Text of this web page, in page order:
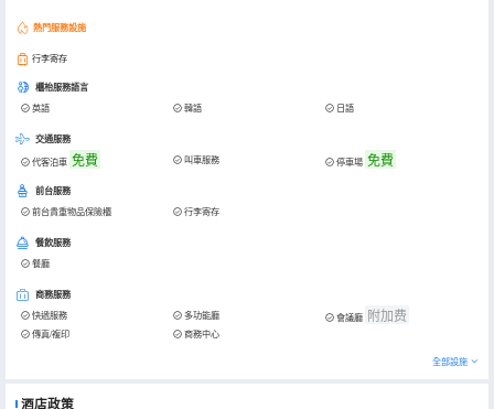
熱門服務設施
行李寄存
櫃枱服務語言
英語 韓語 日語
交通服務
代客泊車 免費 叫車服務 停車場 免費
前台服務
前台貴重物品保險櫃 行李寄存
餐飲服務
餐廳
商務服務
快遞服務 多功能廳 會議廳 附加费
傳真/複印 商務中心
全部設施
酒店政策